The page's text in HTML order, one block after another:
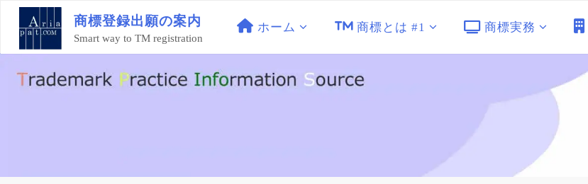
ン
商標登録出願の案内
Smart way to TM registration
ホーム 商標とは #1 商標実務